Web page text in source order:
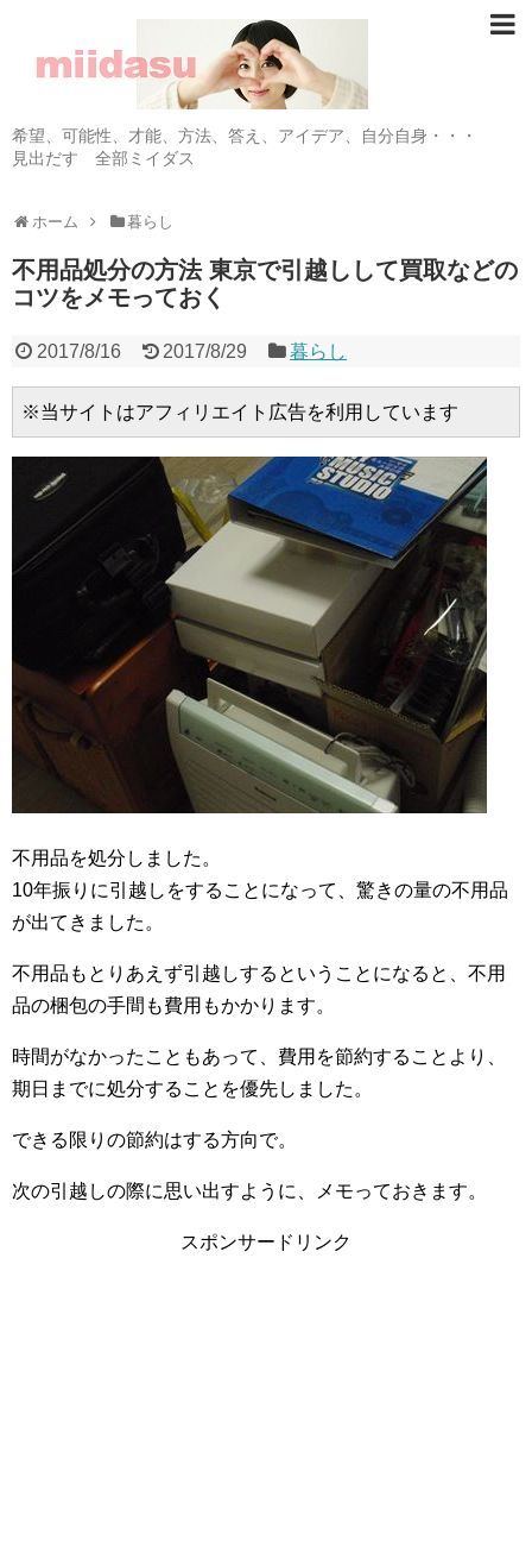
希望、可能性、才能、方法、答え、アイデア、自分自身・・・
見出だす 全部ミイダス
ホーム 暮らし
不用品処分の方法 東京で引越しして買取などの
コツをメモっておく
2017/8/16 2017/8/29 暮らし
※当サイトはアフィリエイト広告を利用しています
不用品を処分しました。
10年振りに引越しをすることになって、驚きの量の不用品
が出てきました。
不用品もとりあえず引越しするということになると、不用
品の梱包の手間も費用もかかります。
時間がなかったこともあって、費用を節約することより、
期日までに処分することを優先しました。
できる限りの節約はする方向で。
次の引越しの際に思い出すように、メモっておきます。
スポンサードリンク